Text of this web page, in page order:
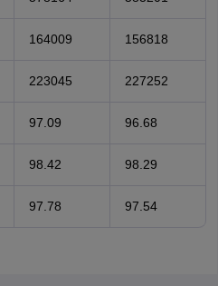
164009 156818
223045 227252
97.09 96.68
98.42 98.29
97.78 97.54